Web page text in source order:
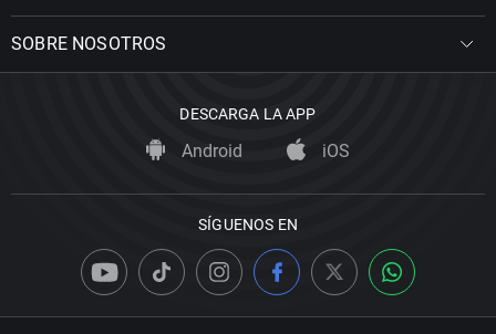
SOBRE NOSOTROS
DESCARGA LA APP
Android iOS
SÍGUENOS EN